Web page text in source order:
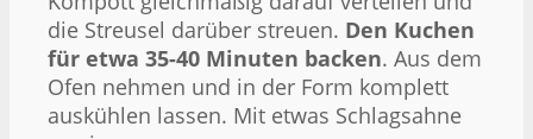
die Streusel darüber streuen. Den Kuchen
für etwa 35-40 Minuten backen. Aus dem
Ofen nehmen und in der Form komplett
auskühlen lassen. Mit etwas Schlagsahne